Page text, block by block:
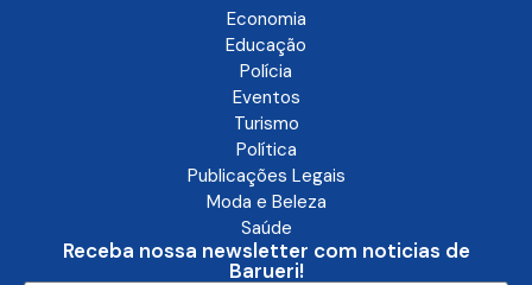
Economia
Educação
Polícia
Eventos
Turismo
Política
Publicações Legais
Moda e Beleza
Saúde
Receba nossa newsletter com noticias de
Barueri!